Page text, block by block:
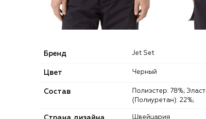
Бренд Jet Set
Цвет Черный
Состав
(Полиуретан): 22%;
Швейцария